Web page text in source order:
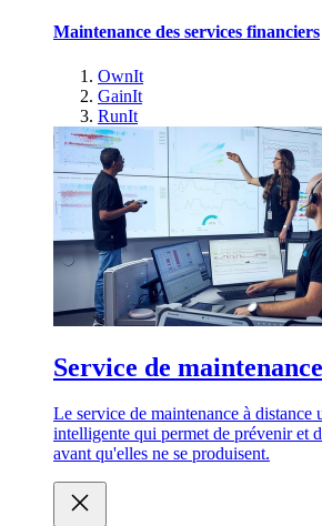
Maintenance des services financiers
OwnIt
GainIt
RunIt
Service de
Le service de maintenance à distance
intelligente qui permet de prévenir et
avant qu'elles ne se produisent.